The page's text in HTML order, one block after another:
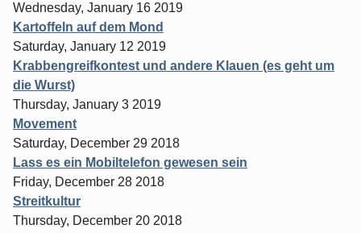
Wednesday, January 16 2019
Kartoffeln auf dem Mond
Saturday, January 12 2019
Krabbengreifkontest und andere Klauen (es geht um
die Wurst)
Thursday, January 3 2019
Movement
Saturday, December 29 2018
Lass es ein Mobiltelefon gewesen sein
Friday, December 28 2018
Streitkultur
Thursday, December 20 2018